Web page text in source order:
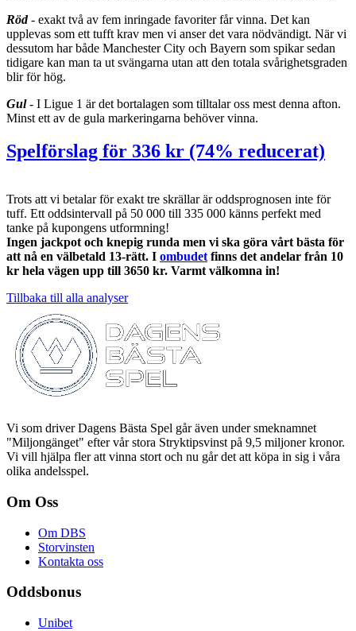
Röd - exakt två av fem inringade favoriter får vinna. Det kan
upplevas som ett tufft krav men vi anser det vara nödvändigt. När vi
dessutom har både Manchester City och Bayern som spikar sedan
tidigare kan man ta ut svängarna utan att den totala svårighetsgraden
blir för hög.
Gul - I Ligue 1 är det bortalagen som tilltalar oss mest denna afton.
Minst ett av de gula markeringarna behöver vinna.
Spelförslag för 336 kr (74% reducerat)
Trots att vi betalar för exakt tre skrällar är oddsprognosen inte för
tuff. Ett oddsintervall på 50 000 till 335 000 känns perfekt med
tanke på kupongens utformning!
Ingen jackpot och knepig runda men vi ska göra vårt bästa för
att nå en välbetald 13-rätt. I ombudet finns det andelar från 10
kr hela vägen upp till 3650 kr. Varmt välkomna in!
Tillbaka till alla analyser
Vi som driver Dagens Bästa Spel går även under smeknamnet
"Miljongänget" efter vår stora Stryktipsvinst på 9,5 miljoner kronor.
Vi vill hjälpa fler att vinna stort och nu går det att köpa in sig i våra
olika andelsspel.
Om Oss
Om DBS
Storvinsten
Kontakta oss
Oddsbonus
Unibet